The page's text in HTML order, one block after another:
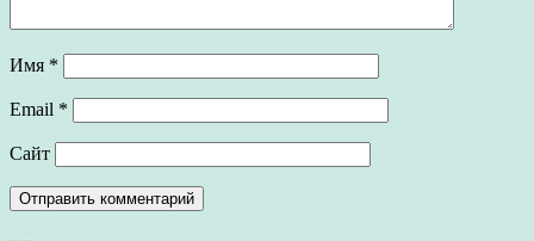
Имя *
Email *
Сайт